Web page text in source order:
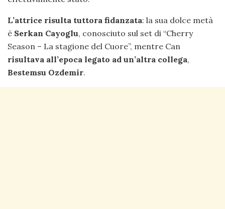
L’attrice risulta tuttora fidanzata: la sua dolce metà
è Serkan Cayoglu, conosciuto sul set di “Cherry
Season – La stagione del Cuore”, mentre Can
risultava all’epoca legato ad un’altra collega,
Bestemsu Ozdemir.